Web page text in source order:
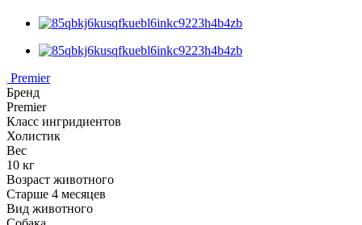
Premier
Бренд
Premier
Класс ингридиентов
Холистик
Вес
10 кг
Возраст животного
Старше 4 месяцев
Вид животного